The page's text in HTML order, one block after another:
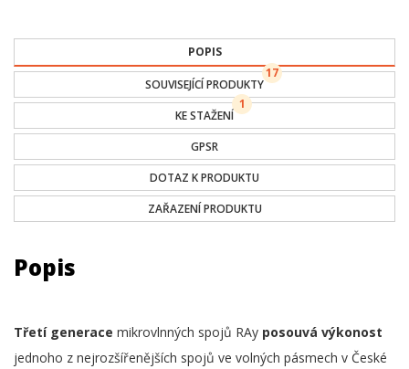
POPIS
SOUVISEJÍCÍ PRODUKTY
17
KE STAŽENÍ
1
GPSR
DOTAZ K PRODUKTU
ZAŘAZENÍ PRODUKTU
Popis
Třetí generace mikrovlnných spojů RAy posouvá výkonost
jednoho z nejrozšířenějších spojů ve volných pásmech v České